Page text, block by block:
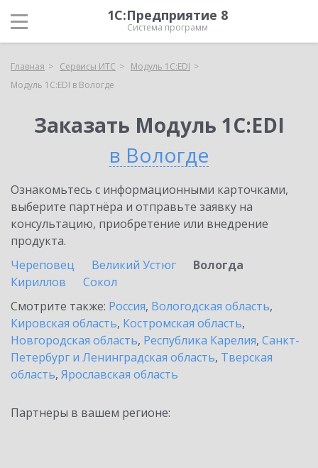
1С:Предприятие 8
Система программ
Главная Сервисы ИТС
Модуль 1C:EDI
Модуль 1C:EDI в Вологде
Заказать Модуль 1C:EDI
в Вологде
Ознакомьтесь с информационными карточками,
выберите партнёра и отправьте заявку на
консультацию, приобретение или внедрение
продукта.
Череповец
Великий Устюг
Вологда
Кириллов
Сокол
Смотрите также: Россия, Вологодская область,
Кировская область, Костромская область,
Новгородская область, Республика Карелия, Санкт-
Петербург и Ленинградская область, Тверская
область, Ярославская область
Партнеры в вашем регионе: